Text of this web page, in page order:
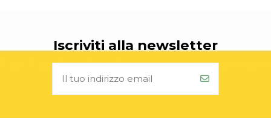
Iscriviti alla newsletter